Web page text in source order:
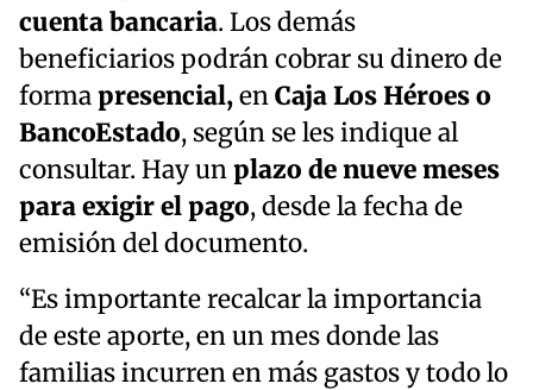
cuenta bancaria. Los demás
beneficiarios podrán cobrar su dinero de
formapresencial,enCaja Los Héroes o
BancoEstado, según se les indique al
consultar. Hay unplazo de nueve meses
para exigir el pago, desde la fecha de
emisión del documento.
“Es importante recalcar la importancia
de este aporte, en un mes donde las
familias incurren en más gastos y todo lo